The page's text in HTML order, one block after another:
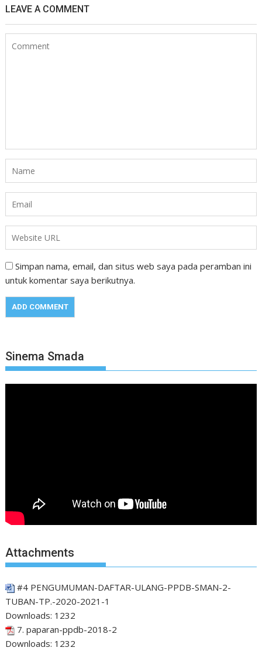
LEAVE A COMMENT
Simpan nama, email, dan situs web saya pada peramban ini
untuk komentar saya berikutnya.
Sinema Smada
Attachments
#4 PENGUMUMAN-DAFTAR-ULANG-PPDB-SMAN-2-
TUBAN-TP.-2020-2021-1
Downloads: 1232
7. paparan-ppdb-2018-2
Downloads: 1232